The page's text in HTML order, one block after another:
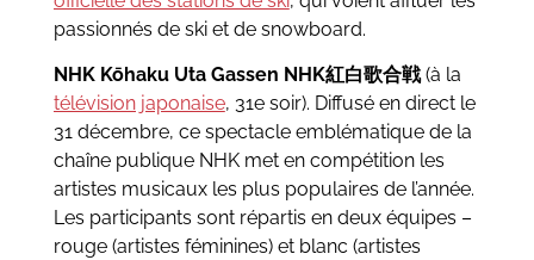
passionnés de ski et de snowboard.
NHK Kōhaku Uta Gassen NHK紅白歌合戦(à la
télévision japonaise, 31e soir). Diffusé en direct le
31 décembre, ce spectacle emblématique de la
chaîne publique NHK met en compétition les
artistes musicaux les plus populaires de l’année.
Les participants sont répartis en deux équipes –
rouge (artistes féminines) et blanc (artistes